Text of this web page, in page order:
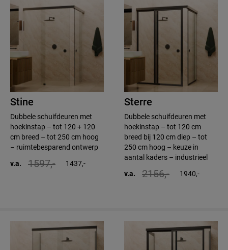
Stine
Dubbele schuifdeuren met
hoekinstap – tot 120 + 120
cm breed – tot 250 cm hoog
– ruimtebesparend ontwerp
v.a.
1597,- 1437,-
Sterre
Dubbele schuifdeuren met
hoekinstap – tot 120 cm
breed bij 120 cm diep – tot
250 cm hoog – keuze in
aantal kaders – industrieel
v.a.
2156,- 1940,-